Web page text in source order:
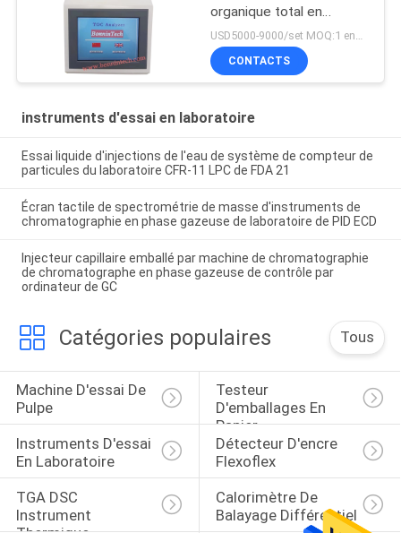
organique total en
différé portatif de
l'analyseur COT de
carbone en ligne
USD5000-9000/set MOQ:1 ensemble
CONTACTS
instruments d'essai en laboratoire
Essai liquide d'injections de l'eau de système de compteur de
particules du laboratoire CFR-11 LPC de FDA 21
Écran tactile de spectrométrie de masse d'instruments de
chromatographie en phase gazeuse de laboratoire de PID ECD
Injecteur capillaire emballé par machine de chromatographie
de chromatographe en phase gazeuse de contrôle par
ordinateur de GC
Catégories populaires Tous
Machine D'essai De
Pulpe
Testeur
D'emballages En
Papier
Instruments D'essai
En Laboratoire
Détecteur D'encre
Flexoflex
TGA DSC
Instrument
Calorimètre De
Balayage Différentiel